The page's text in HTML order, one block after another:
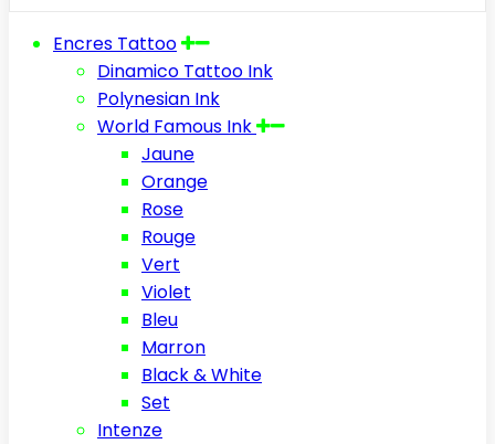
Encres Tattoo
Dinamico Tattoo Ink
Polynesian Ink
World Famous Ink
Jaune
Orange
Rose
Rouge
Vert
Violet
Bleu
Marron
Black & White
Set
Intenze